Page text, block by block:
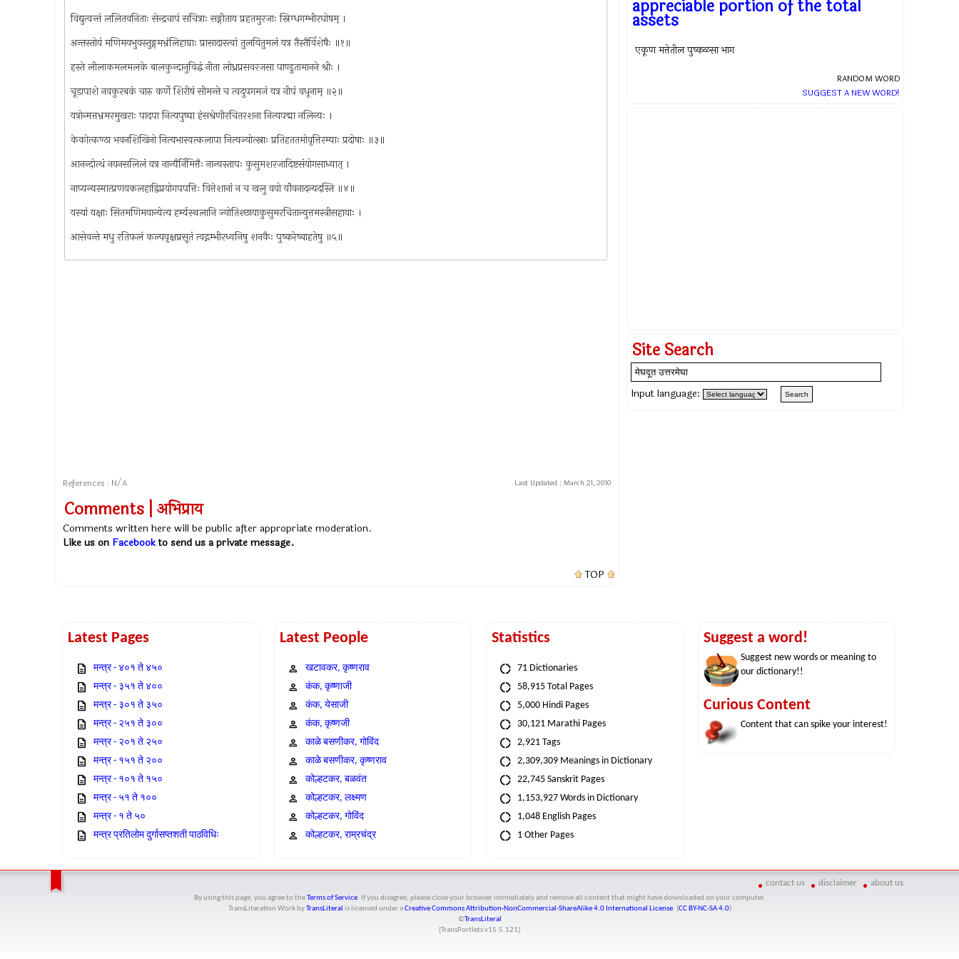
विद्युत्वन्तं ललितवनिताः सेन्द्रचापं सचित्राः सङ्गीताय प्रहतमुरजाः स्निग्धगम्भीरघोषम् ।
अन्तस्तोयं मणिमयभुवस्तुङ्गमभ्रंलिहाग्राः प्रासादास्त्वां तुलयितुमलं यत्र तैस्तैर्विशेषैः ॥१॥
हस्ते लीलाकमलमलके बालकुन्दानुविद्धं नीता लोध्रप्रसवरजसा पाण्डुतामानने श्रीः ।
चूडापाशे नवकुरबकं चारु कर्णे शिरीषं सीमन्ते च त्वदुपगमजं यत्र नीपं वधूनाम् ॥२॥
यत्रोन्मत्तभ्रमरमुखराः पादपा नित्यपुष्पा हंसश्रेणीरचितरशना नित्यपद्मा नलिन्यः ।
केकोत्कण्ठा भवनशिखिनो नित्यभास्वत्कलापा नित्यज्योत्स्नाः प्रतिहततमोवृत्तिरम्याः प्रदोषाः ॥३॥
आनन्दोत्थं नयनसलिलं यत्र नान्यैर्निमित्तैः नान्यस्तापः कुसुमशरजादिष्टसंयोगसाध्यात् ।
नाप्यन्यस्मात्प्रणयकलहाद्विप्रयोगपपत्तिः वित्तेशानां न च खलु वयो यौवनादन्यदस्ति ॥४॥
यस्यां यक्षाः सितमणिमयान्येत्य हर्म्यस्थलानि ज्योतिश्छायाकुसुमरचितान्युत्तमस्त्रीसहायाः ।
आसेवन्ते मधु रतिफलं कल्पवृक्षप्रसूतं त्वद्गम्भीरध्वनिषु शनकैः पुष्करेष्वाहतेषु ॥५॥
References : N/A Last Updated : March 21, 2010
Comments | अभिप्राय
Comments written here will be public after appropriate moderation.
Like us on Facebookto send us a private message.
TOP
appreciable portion of the total
assets
एकूण मत्तेतील पुष्कळसा भाग
RANDOM WORD
SUGGEST A NEW WORD!
Site Search
Input language:
Latest Pages
मन्त्र - ४०१ ते ४५०
मन्त्र - ३५१ ते ४००
मन्त्र - ३०१ ते ३५०
मन्त्र - २५१ ते ३००
मन्त्र - २०१ ते २५०
मन्त्र - १५१ ते २००
मन्त्र - १०१ ते १५०
मन्त्र - ५१ ते १००
मन्त्र - १ ते ५०
मन्त्र प्रतिलोम दुर्गासप्तशती पाठविधिः
Latest People
खटावकर, कृष्णराव
कंक, कृष्णाजी
कंक, येसाजी
कंक, कृष्णजी
काळे बसणीकर, गोविंद
काळे बसणीकर, कृष्णराव
कोल्हटकर, बळवंत
कोल्हटकर, लक्ष्मण
कोल्हटकर, गोविंद
कोल्हटकर, राम्रचंद्र
Statistics
71 Dictionaries
58,915 Total Pages
5,000 Hindi Pages
30,121 Marathi Pages
2,921 Tags
2,309,309 Meanings in Dictionary
22,745 Sanskrit Pages
1,153,927 Words in Dictionary
1,048 English Pages
1 Other Pages
Suggest a word!
Suggest new words or meaning to
our dictionary!!
Curious Content
Content that can spike your interest!
contact us disclaimer about us
By using this page, you agree to the Terms of Service. If you disagree, please close your browser immediately and remove all content that might have downloaded on your computer.
TransLiteration Workby TransLiteral is licensed under aCreative Commons Attribution-NonCommercial-ShareAlike 4.0 International License. (CC BY-NC-SA 4.0)
©TransLiteral
[TransPortlets v15.5.121